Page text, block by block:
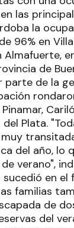
las
la
96% en
Almafuerte,
de
parte de la
Plata.
del año, lo
verano",
en el
familias
de
del